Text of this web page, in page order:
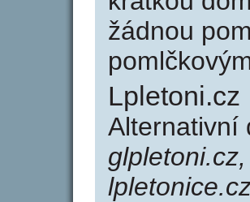
žádnou
Lpletoni.cz
Alternativní